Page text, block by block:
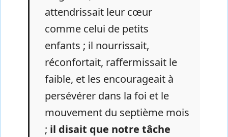
attendrissait leur cœur
comme celui de petits
enfants ; il nourrissait,
réconfortait, raffermissait le
faible, et les encourageait à
persévérer dans la foi et le
mouvement du septième mois
; il disait que notre tâche